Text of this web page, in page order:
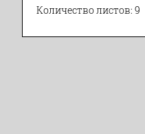
Количество листов: 9